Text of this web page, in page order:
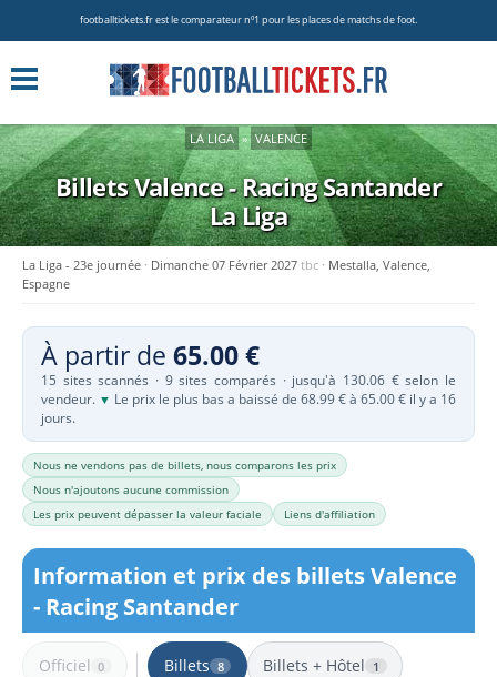
footballtickets.fr est le comparateur nº1 pour les places de matchs de foot.
LA LIGA » VALENCE
Billets Valence - Racing Santander
La Liga
La Liga - 23e journée Dimanche 07 Février 2027 tbc
Mestalla, Valence,
Espagne
À partir de 65.00 €
15 sites scannés · 9 sites comparés · jusqu'à 130.06 € selon le
vendeur. ▼ Le prix le plus bas a baissé de 68.99 € à 65.00 € il y a 16
jours.
Nous ne vendons pas de billets, nous comparons les prix
Nous n'ajoutons aucune commission
Les prix peuvent dépasser la valeur faciale
Liens d'affiliation
Information et prix des billets Valence
- Racing Santander
Officiel 0 Billets 8 Billets + Hôtel 1